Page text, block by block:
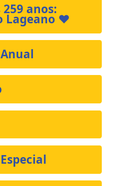
anos:
Lageano ❤️